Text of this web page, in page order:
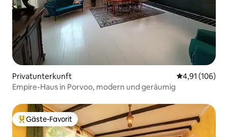
Privatunterkunft
4,91 (106)
Empire-Haus in Porvoo, modern und geräumig
Beliebter Gäste-Favorit.
Gäste-Favorit